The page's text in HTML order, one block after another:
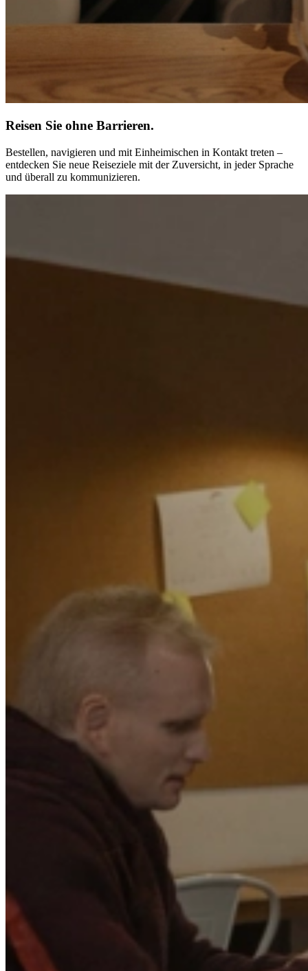
Reisen Sie ohne Barrieren.
Bestellen, navigieren und mit Einheimischen in Kontakt treten –
entdecken Sie neue Reiseziele mit der Zuversicht, in jeder Sprache
und überall zu kommunizieren.